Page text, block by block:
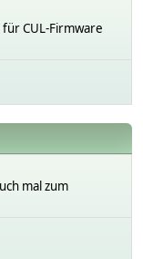
CUL-Firmware
mal zum